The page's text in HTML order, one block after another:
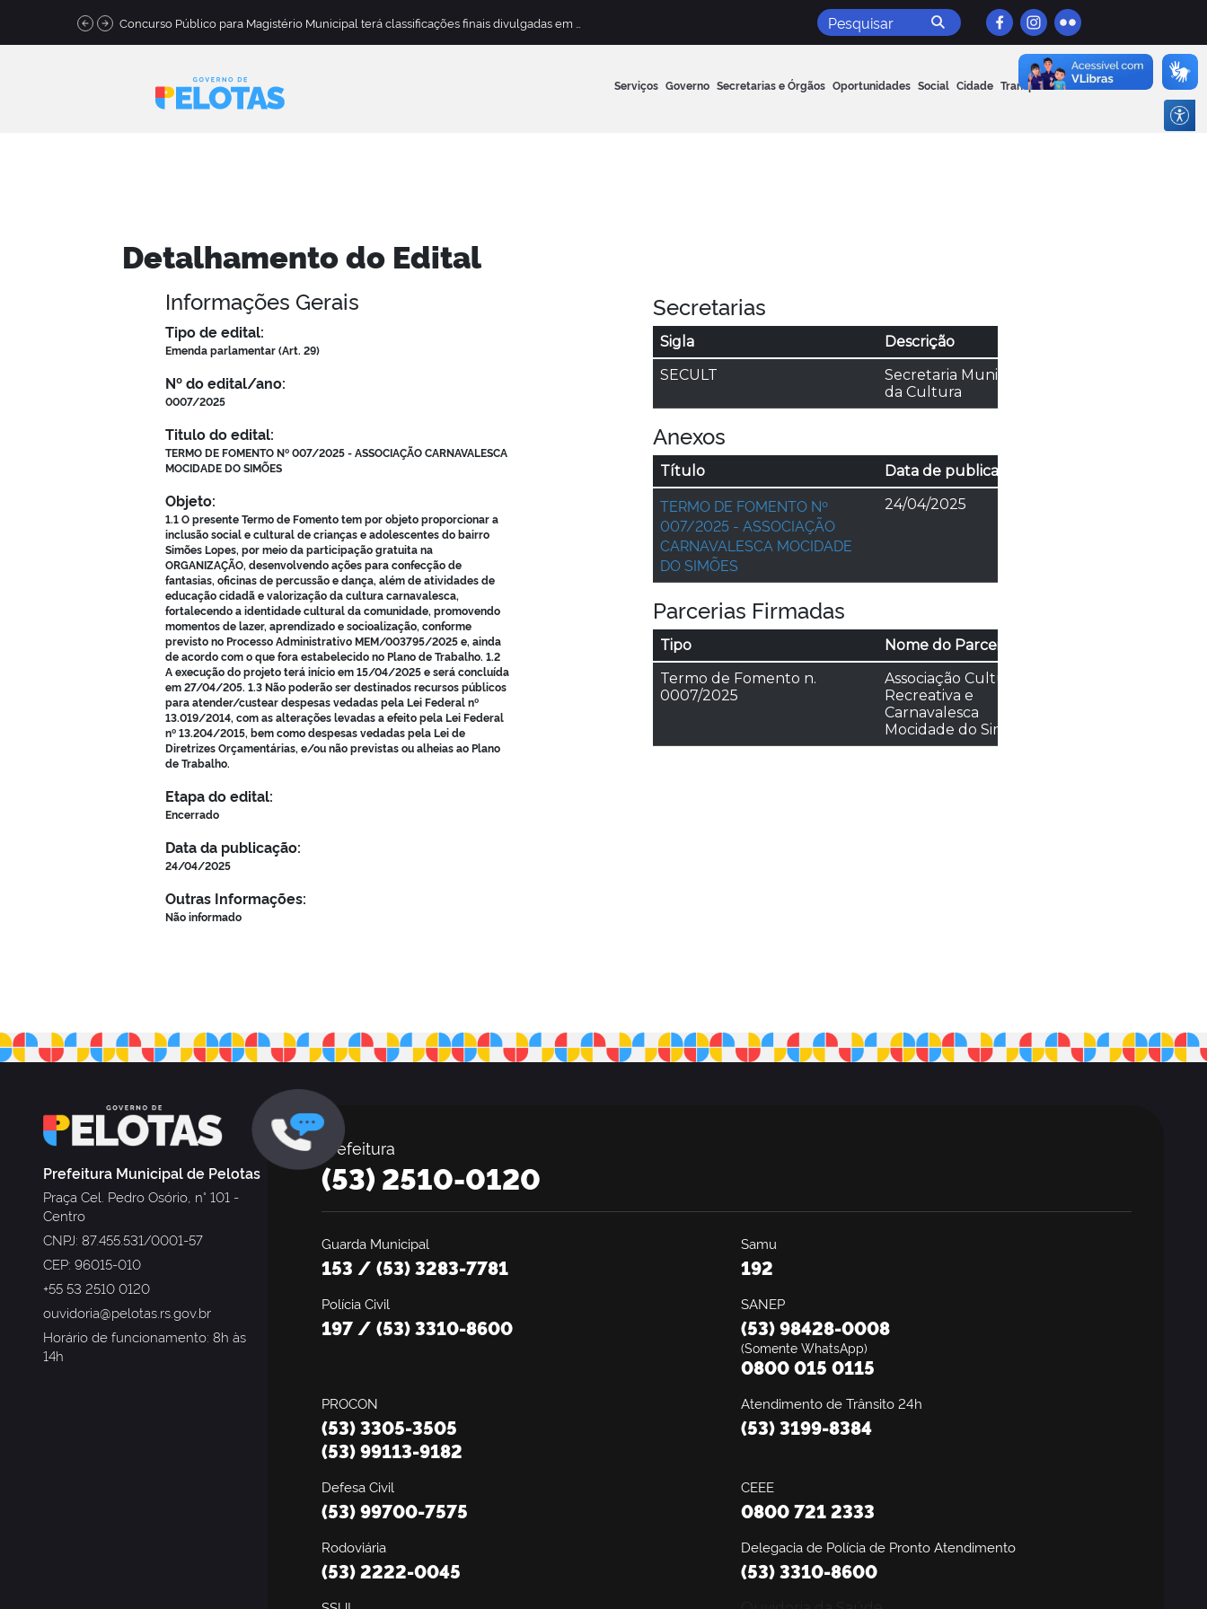
Pesquisar
Serviços Governo Secretarias e Órgãos Oportunidades Social Cidade Transparência
Detalhamento do Edital
Informações Gerais
Tipo de edital:
Emenda parlamentar (Art. 29)
Nº do edital/ano:
0007/2025
Titulo do edital:
TERMO DE FOMENTO Nº 007/2025 - ASSOCIAÇÃO CARNAVALESCA
MOCIDADE DO SIMÕES
Objeto:
1.1 O presente Termo de Fomento tem por objeto proporcionar a
inclusão social e cultural de crianças e adolescentes do bairro
Simões Lopes, por meio da participação gratuita na
ORGANIZAÇÃO, desenvolvendo ações para confecção de
fantasias, oficinas de percussão e dança, além de atividades de
educação cidadã e valorização da cultura carnavalesca,
fortalecendo a identidade cultural da comunidade, promovendo
momentos de lazer, aprendizado e socioalização, conforme
previsto no Processo Administrativo MEM/003795/2025 e, ainda
de acordo com o que fora estabelecido no Plano de Trabalho. 1.2
A execução do projeto terá início em 15/04/2025 e será concluída
em 27/04/205. 1.3 Não poderão ser destinados recursos públicos
para atender/custear despesas vedadas pela Lei Federal nº
13.019/2014, com as alterações levadas a efeito pela Lei Federal
nº 13.204/2015, bem como despesas vedadas pela Lei de
Diretrizes Orçamentárias, e/ou não previstas ou alheias ao Plano
de Trabalho.
Etapa do edital:
Encerrado
Data da publicação:
24/04/2025
Outras Informações:
Não informado
Secretarias
Sigla
Descrição
SECULT
Secretaria Municipal
da Cultura
Anexos
Título Data de publicação
TERMO DE FOMENTO Nº
007/2025 - ASSOCIAÇÃO
CARNAVALESCA MOCIDADE
DO SIMÕES
24/04/2025
Parcerias Firmadas
Tipo Nome do Parceiro
Termo de Fomento n.
0007/2025
Associação Cultural,
Recreativa e
Carnavalesca
Mocidade do Simões
Prefeitura Municipal de Pelotas
Praça Cel. Pedro Osório, n° 101 -
Centro
CNPJ: 87.455.531/0001-57
CEP: 96015-010
+55 53 2510 0120
ouvidoria@pelotas.rs.gov.br
Horário de funcionamento: 8h às
14h
Prefeitura
(53) 2510-0120
Guarda Municipal
153 / (53) 3283-7781
Samu
192
Polícia Civil
197 / (53) 3310-8600
SANEP
(53) 98428-0008
(Somente WhatsApp)
0800 015 0115
PROCON
(53) 3305-3505
(53) 99113-9182
Atendimento de Trânsito 24h
(53) 3199-8384
Defesa Civil
(53) 99700-7575
CEEE
0800 721 2333
Rodoviária
(53) 2222-0045
Delegacia de Polícia de Pronto Atendimento
(53) 3310-8600